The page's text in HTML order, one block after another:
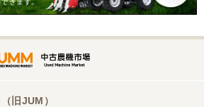
応くださいました。この度はありが
旧JUM）